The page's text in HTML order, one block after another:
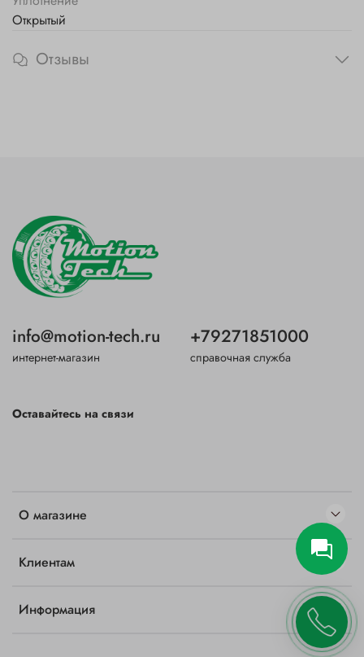
Открытый
Отзывы
О магазине
Клиентам
Информация
info@motion-tech.ru
интернет-магазин
+79271851000
справочная служба
Оставайтесь на связи